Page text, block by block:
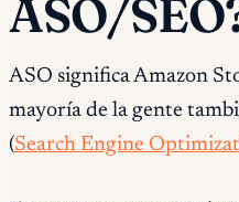
ASO/
ASO significa Amazon
mayoría de la gente
(Search Engine